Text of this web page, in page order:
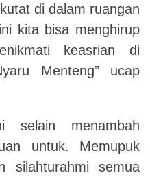
di dalam ruangan
kita bisa menghirup
keasrian di
Menteng” ucap
selain menambah
untuk. Memupuk
silahturahmi semua